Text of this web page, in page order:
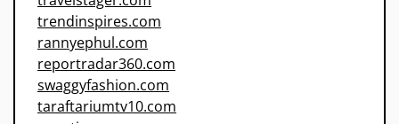
trendinspires.com
rannyephul.com
reportradar360.com
swaggyfashion.com
taraftariumtv10.com